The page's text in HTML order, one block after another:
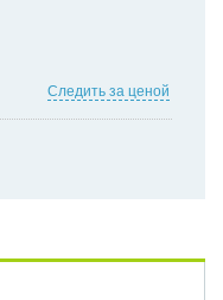
Следить за ценой